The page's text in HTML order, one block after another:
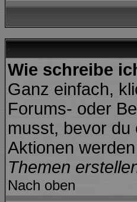
Wie schreibe
Ganz einfach,
Forums- oder
musst, bevor
Aktionen
Themen
Nach oben